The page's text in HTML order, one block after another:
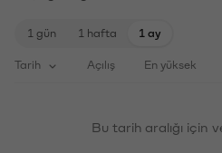
1 gün 1 hafta 1 ay
Tarih Açılış En yüksek
Bu tarih aralığı için